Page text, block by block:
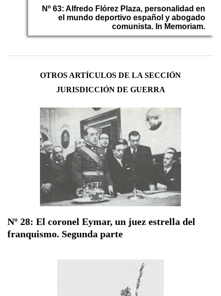
Nº 63: Alfredo Flórez Plaza, personalidad en
el mundo deportivo español y abogado
comunista. In Memoriam.
OTROS ARTÍCULOS DE LA SECCIÓN
JURISDICCIÓN DE GUERRA
Nº 28: El coronel Eymar, un juez estrella del
franquismo. Segunda parte